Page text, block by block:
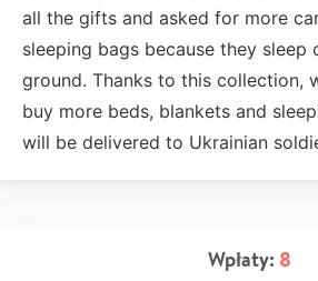
all the gifts and asked for more
sleeping bags because they sleep
ground. Thanks to this collection,
buy more beds, blankets and
will be delivered to Ukrainian
Wpłaty: 8